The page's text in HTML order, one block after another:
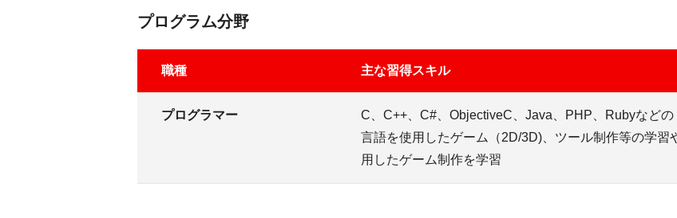
プログラム分野
職種 主な習得スキル
プログラマー
C、C++、C#、ObjectiveC、Java、PHP、Rubyなどの
言語を使用したゲーム（2D/3D)、ツール制作等の学
用したゲーム制作を学習